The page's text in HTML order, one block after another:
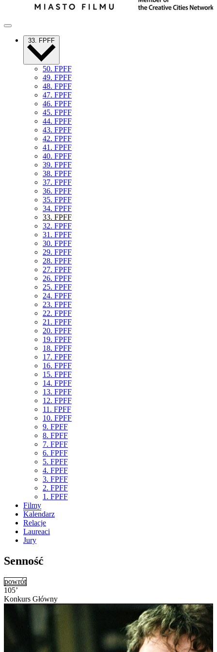
33. FPFF
50. FPFF
49. FPFF
48. FPFF
47. FPFF
46. FPFF
45. FPFF
44. FPFF
43. FPFF
42. FPFF
41. FPFF
40. FPFF
39. FPFF
38. FPFF
37. FPFF
36. FPFF
35. FPFF
34. FPFF
33. FPFF
32. FPFF
31. FPFF
30. FPFF
29. FPFF
28. FPFF
27. FPFF
26. FPFF
25. FPFF
24. FPFF
23. FPFF
22. FPFF
21. FPFF
20. FPFF
19. FPFF
18. FPFF
17. FPFF
16. FPFF
15. FPFF
14. FPFF
13. FPFF
12. FPFF
11. FPFF
10. FPFF
9. FPFF
8. FPFF
7. FPFF
6. FPFF
5. FPFF
4. FPFF
3. FPFF
2. FPFF
1. FPFF
Filmy
Kalendarz
Relacje
Laureaci
Jury
Senność
powrót
105’
Konkurs Główny